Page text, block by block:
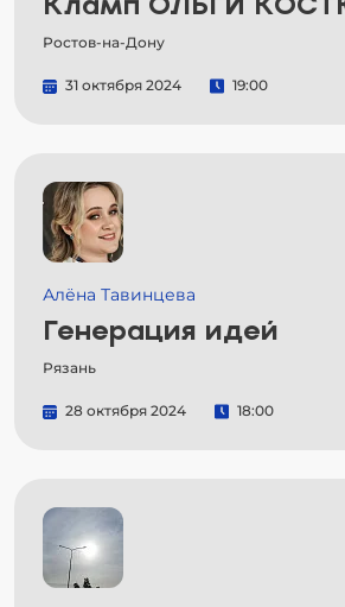
Ростов-на-Дону
31 октября 2024 19:00
Алёна Тавинцева
Генерация идей
Рязань
28 октября 2024 18:00